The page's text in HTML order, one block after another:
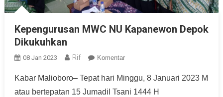
Kepengurusan MWC NU Kapanewon Depok
Dikukuhkan
08 Jan 2023 Rif Komentar
Kabar Malioboro– Tepat hari Minggu, 8 Januari 2023 M
atau bertepatan 15 Jumadil Tsani 1444 H